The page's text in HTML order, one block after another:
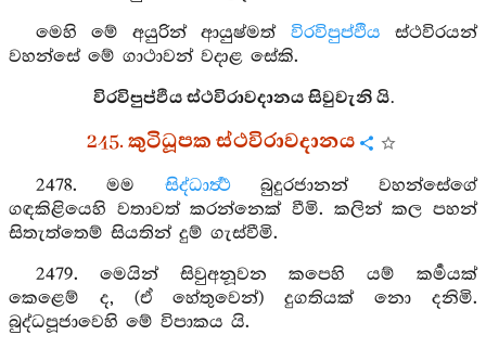
මෙහි මේ අයුරින් ආයුෂ්මත් විරවිපුප්ඵිය ස්ථවිරයන්
වහන්සේ මේ ගාථාවන් වදාළ සේකි.
විරවිපුප්ඵිය ස්ථවිරාවදානය සිවුවැනි යි.
245. කුටිධූපක ස්ථවිරාවදානය
2478. මම සිද්ධාර්‍ත්‍ථබුදුරජානන් වහන්සේගේ
ගඳකිළියෙහි වතාවත් කරන්නෙක් වීමි. කලින් කල පහන්
සිතැත්තෙම් සියතින් දුම් ගැස්වීමි.
2479. මෙයින් සිවුඅනූවන කපෙහි යම් කර්‍මයක්
කෙළෙම් ද, (ඒ හේතුවෙන්) දුගතියක් නො දනිමි.
බුද්ධපූජාවෙහි මේ විපාකය යි.